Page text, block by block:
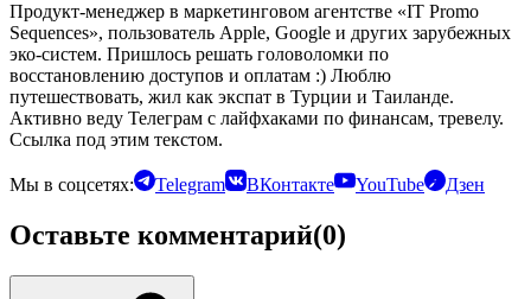
Продукт-менеджер в маркетинговом агентстве «IT Promo
Sequences», пользователь Apple, Google и других зарубежных
эко-систем. Пришлось решать головоломки по
восстановлению доступов и оплатам :) Люблю
путешествовать, жил как экспат в Турции и Таиланде.
Активно веду Телеграм с лайфхаками по финансам, тревелу.
Ссылка под этим текстом.
Мы в соцсетях: Telegram ВКонтакте YouTube Дзен
Оставьте комментарий(0)